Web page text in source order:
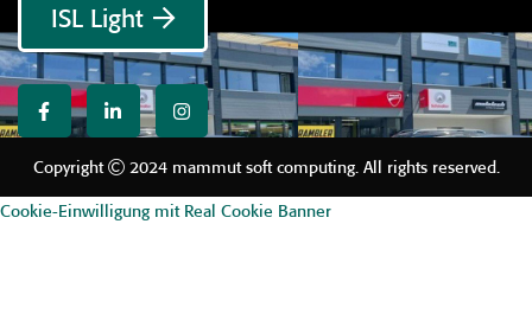
ISL Light
Copyright 2024 mammut soft computing. All rights reserved.
Cookie-Einwilligung mit Real Cookie Banner